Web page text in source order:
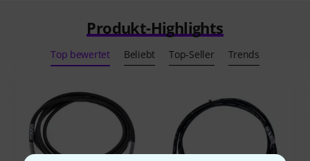
Produkt-Highlights
Top bewertet Beliebt Top-Seller Trends